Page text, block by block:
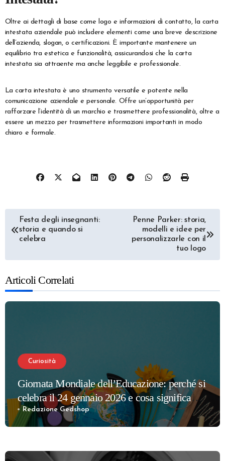
Oltre ai dettagli di base come logo e informazioni di contatto, la carta
intestata aziendale può includere elementi come una breve descrizione
dell’azienda, slogan, o certificazioni. È importante mantenere un
equilibrio tra estetica e funzionalità, assicurandosi che la carta
intestata sia attraente ma anche leggibile e professionale.
La carta intestata è uno strumento versatile e potente nella
comunicazione aziendale e personale. Offre un’opportunità per
rafforzare l’identità di un marchio e trasmettere professionalità, oltre a
essere un mezzo per trasmettere informazioni importanti in modo
chiaro e formale.
Navigazione
articoli
Festa degli insegnanti:
storia e quando si
celebra
Penne Parker: storia,
modelli e idee per
personalizzarle con il
tuo logo
Articoli Correlati
Curiosità
Giornata Mondiale dell’Educazione: perché si
celebra il 24 gennaio 2026 e cosa significa
davvero
Redazione Gedshop